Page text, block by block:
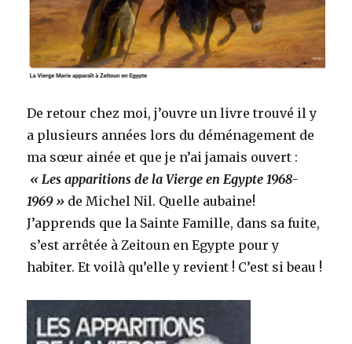
De retour chez moi, j’ouvre un livre trouvé il y
a plusieurs années lors du déménagement de
ma sœur ainée et que je n’ai jamais ouvert :
« Les apparitions de la Vierge en Egypte 1968-
1969 » de Michel Nil. Quelle aubaine!
J’apprends que la Sainte Famille, dans sa fuite,
s’est arrêtée à Zeitoun en Egypte pour y
habiter. Et voilà qu’elle y revient ! C’est si beau !